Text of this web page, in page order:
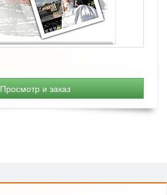
Просмотр и заказ